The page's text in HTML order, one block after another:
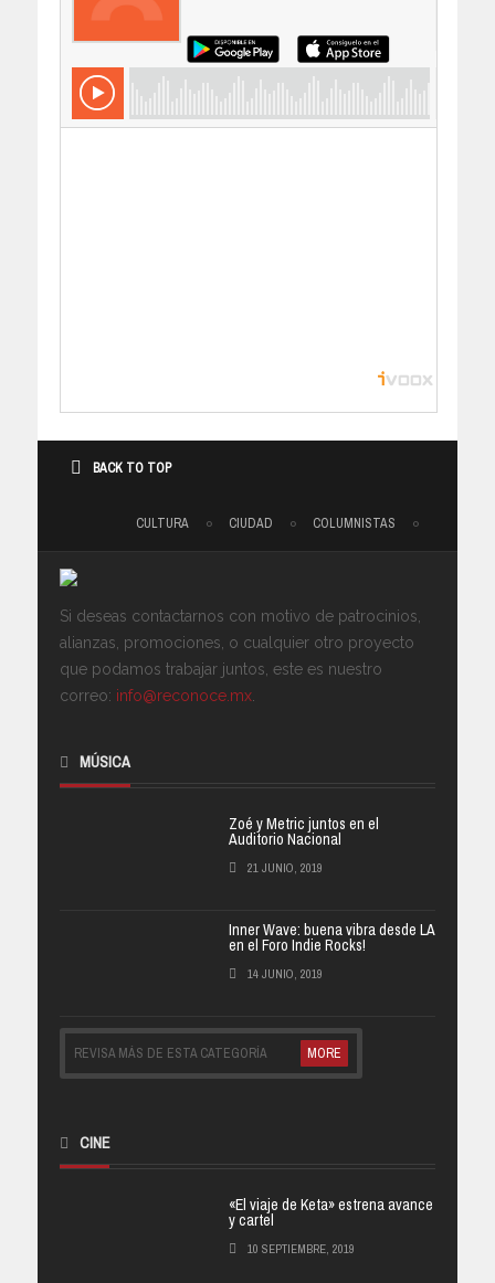
BACK TO TOP
CULTURA CIUDAD COLUMNISTAS
Si deseas contactarnos con motivo de patrocinios,
alianzas, promociones, o cualquier otro proyecto
que podamos trabajar juntos, este es nuestro
correo: info@reconoce.mx
MÚSICA
Zoé y Metric juntos en el
Auditorio Nacional
21 JUNIO, 2019
Inner Wave: buena vibra desde LA
en el Foro Indie Rocks!
14 JUNIO, 2019
REVISA MÁS DE ESTA CATEGORÍA MORE
CINE
«El viaje de Keta» estrena avance
y cartel
10 SEPTIEMBRE, 2019